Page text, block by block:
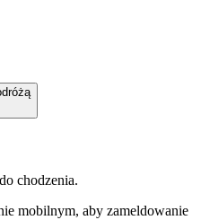
chodzenia.
mobilnym, aby zameldowanie